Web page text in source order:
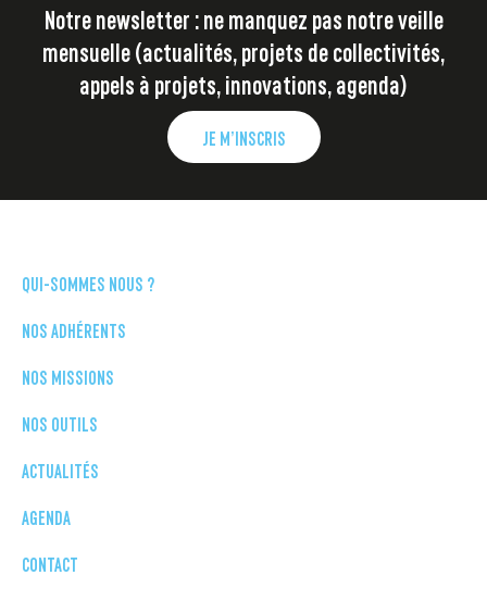
Notre newsletter : ne manquez pas notre veille
mensuelle (actualités, projets de collectivités,
appels à projets, innovations, agenda)
JE M’INSCRIS
QUI-SOMMES NOUS ?
NOS ADHÉRENTS
NOS MISSIONS
NOS OUTILS
ACTUALITÉS
AGENDA
CONTACT